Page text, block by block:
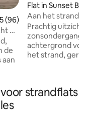
beoordeling van
(96)
op
de
is
Flat in Sunset
Aan het strand,
op de oceaan,
personen
Prachtig uitzicht
zonsondergang
achtergrond voor
het strand,
slaapkamers/2
strandflats